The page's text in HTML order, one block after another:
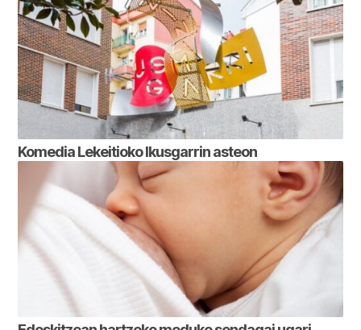
Komedia Lekeitioko Ikusgarrin asteon